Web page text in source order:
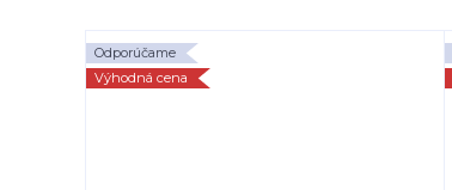
Odporúčame
Výhodná cena